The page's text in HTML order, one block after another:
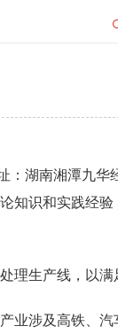
：湖南湘潭九华
识和实践经验
生产线，以满
涉及高铁、汽